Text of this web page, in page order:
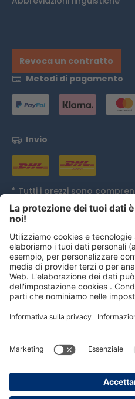
Revoca un contratto
Metodi di pagamento
Invio
* Tutti i prezzi sono
spedizioneed
se non diversamente indicato.
Distinzione